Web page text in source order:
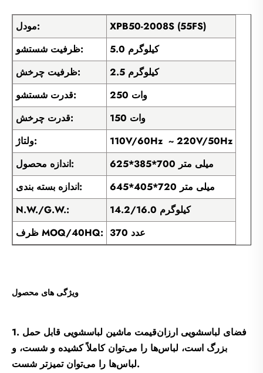
مودل:
XPB50-2008S (55FS)
ظرفیت شستشو:
5.0 کیلوگرم
ظرفیت چرخش:
2.5 کیلوگرم
قدرت شستشو:
250 وات
قدرت چرخش:
150 وات
ولتاژ:
110V/60Hz ~ 220V/50Hz
اندازه محصول:
625*385*700 میلی متر
اندازه بسته بندی:
645*405*720 میلی متر
N.W./G.W.:
14.2/16.0 کیلوگرم
ظرف MOQ/40HQ:
370 عدد
ویژگی های محصول
1. فضای لباسشویی ارزان‌قیمت ماشین لباسشویی قابل حمل
بزرگ است، لباس‌ها را می‌توان کاملاً کشیده و شست، و
لباس‌ها را می‌توان تمیزتر شست.